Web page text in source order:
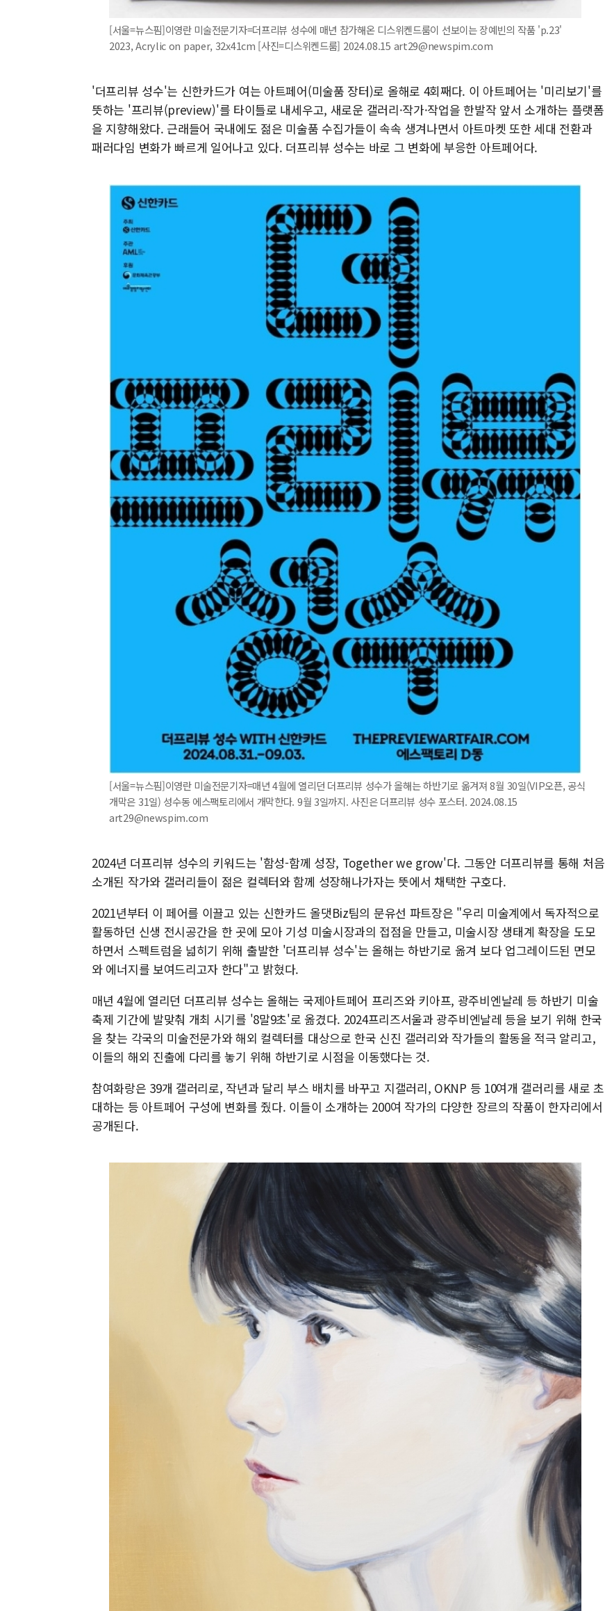
[서울=뉴스핌]이영란 미술전문기자=더프리뷰 성수에 매년 참가해온 디스위켄드룸이 선보이는 장예빈의 작품 'p.23'
2023, Acrylic on paper, 32x41cm [사진=디스위켄드룸] 2024.08.15 art29@newspim.com
'더프리뷰 성수'는 신한카드가 여는 아트페어(미술품 장터)로 올해로 4회째다. 이 아트페어는 '미리보기'를
뜻하는 '프리뷰(preview)'를 타이틀로 내세우고, 새로운 갤러리·작가·작업을 한발작 앞서 소개하는 플랫폼
을 지향해왔다. 근래들어 국내에도 젊은 미술품 수집가들이 속속 생겨나면서 아트마켓 또한 세대 전환과
패러다임 변화가 빠르게 일어나고 있다. 더프리뷰 성수는 바로 그 변화에 부응한 아트페어다.
[서울=뉴스핌]이영란 미술전문기자=매년 4월에 열리던 더프리뷰 성수가 올해는 하반기로 옮겨져 8월 30일(VIP오픈, 공식
개막은 31일) 성수동 에스팩토리에서 개막한다. 9월 3일까지. 사진은 더프리뷰 성수 포스터. 2024.08.15
art29@newspim.com
2024년 더프리뷰 성수의 키워드는 '함성-함께 성장, Together we grow'다. 그동안 더프리뷰를 통해 처음
소개된 작가와 갤러리들이 젊은 컬렉터와 함께 성장해나가자는 뜻에서 채택한 구호다.
2021년부터 이 페어를 이끌고 있는 신한카드 올댓Biz팀의 문유선 파트장은 "우리 미술계에서 독자적으로
활동하던 신생 전시공간을 한 곳에 모아 기성 미술시장과의 접점을 만들고, 미술시장 생태계 확장을 도모
하면서 스펙트럼을 넓히기 위해 출발한 '더프리뷰 성수'는 올해는 하반기로 옮겨 보다 업그레이드된 면모
와 에너지를 보여드리고자 한다"고 밝혔다.
매년 4월에 열리던 더프리뷰 성수는 올해는 국제아트페어 프리즈와 키아프, 광주비엔날레 등 하반기 미술
축제 기간에 발맞춰 개최 시기를 '8말9초'로 옮겼다. 2024프리즈서울과 광주비엔날레 등을 보기 위해 한국
을 찾는 각국의 미술전문가와 해외 컬렉터를 대상으로 한국 신진 갤러리와 작가들의 활동을 적극 알리고,
이들의 해외 진출에 다리를 놓기 위해 하반기로 시점을 이동했다는 것.
참여화랑은 39개 갤러리로, 작년과 달리 부스 배치를 바꾸고 지갤러리, OKNP 등 10여개 갤러리를 새로 초
대하는 등 아트페어 구성에 변화를 줬다. 이들이 소개하는 200여 작가의 다양한 장르의 작품이 한자리에서
공개된다.